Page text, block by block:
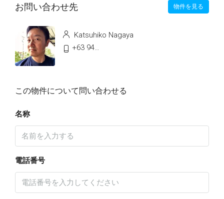
お問い合わせ先 物件を見る
Katsuhiko Nagaya
+63 9478991496
この物件について問い合わせる
名称
電話番号